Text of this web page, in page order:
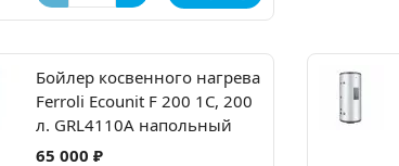
Бойлер косвенного нагрева
Ferroli Ecounit F 200 1C, 200
л. GRL4110A напольный
65 000 ₽